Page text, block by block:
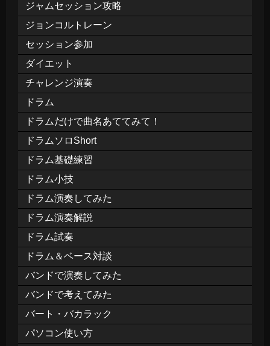
ジャムセッション攻略
ジョンコルトレーン
セッション参加
ダイエット
チャレンジ演奏
ドラム
ドラムだけで曲名あててみて！
ドラムソロShort
ドラム基礎練習
ドラム小技
ドラム演奏してみた
ドラム演奏解説
ドラム試奏
ドラム＆ベース対談
バンドで演奏してみた
バンドで考えてみた
バート・バカラック
パソコン使い方